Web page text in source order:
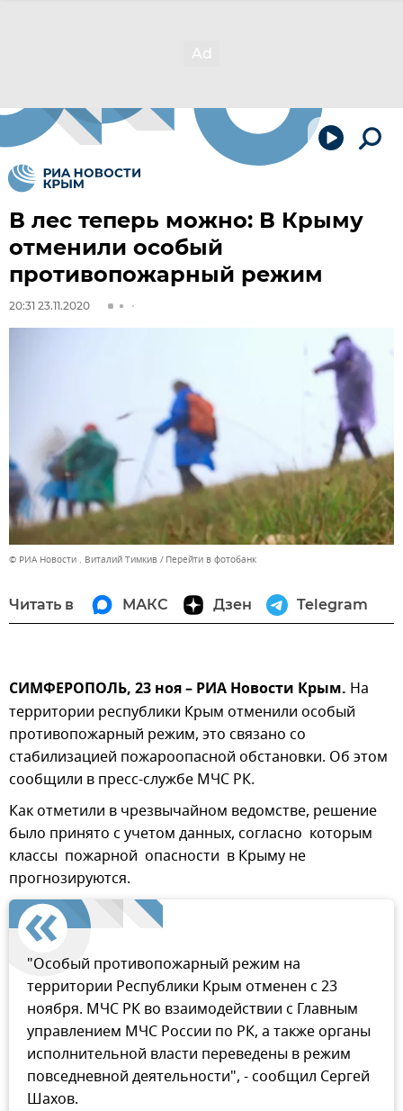
В лес теперь можно: В Крыму
отменили особый
противопожарный режим
20:31 23.11.2020
© РИА Новости . Виталий Тимкив Перейти в фотобанк
Читать в МАКС Дзен Telegram
СИМФЕРОПОЛЬ, 23 ноя – РИА Новости Крым. На
территории республики Крым отменили особый
противопожарный режим, это связано со
стабилизацией пожароопасной обстановки. Об этом
сообщили в пресс-службе МЧС РК.
Как отметили в чрезвычайном ведомстве, решение
было принято с учетом данных, согласно которым
классы пожарной опасности в Крыму не
прогнозируются.
"Особый противопожарный режим на
территории Республики Крым отменен с 23
ноября. МЧС РК во взаимодействии с Главным
управлением МЧС России по РК, а также органы
исполнительной власти переведены в режим
повседневной деятельности", - сообщил Сергей
Шахов.